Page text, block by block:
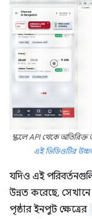
স্ক্রলে API থেকে
এই ভিডিওটির
যদিও এই
উন্নত করেছে,
পৃষ্ঠার ইনপুট ক্ষেত্রের